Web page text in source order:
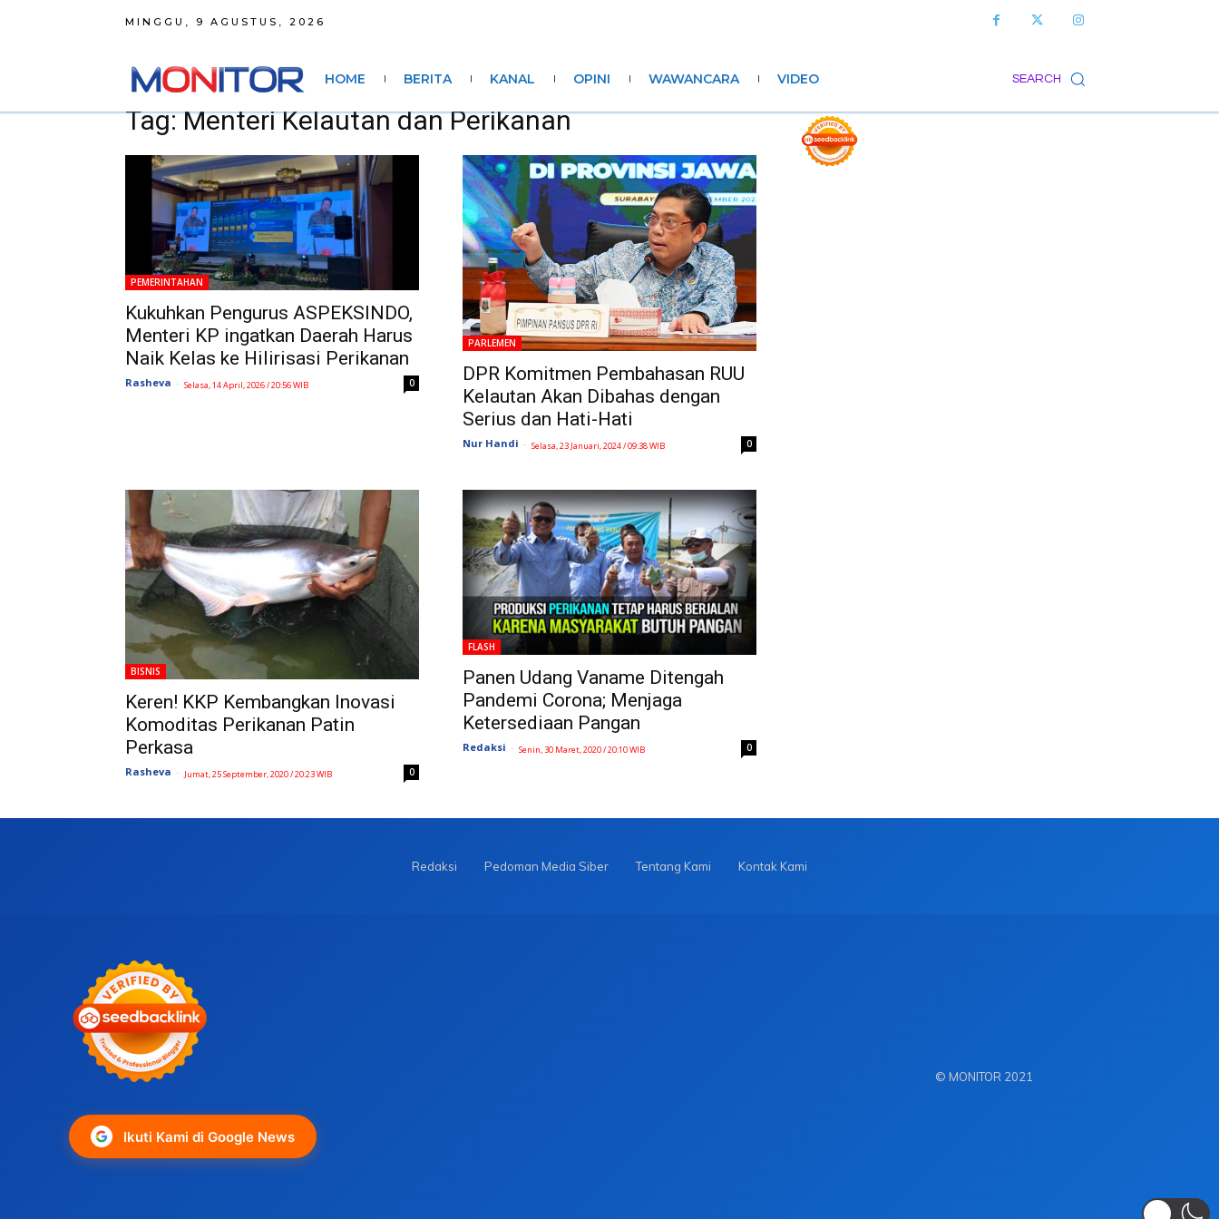
MINGGU, 9 AGUSTUS, 2026
SEARCH
HOME BERITA KANAL OPINI WAWANCARA VIDEO
Tag: Menteri Kelautan dan Perikanan
PEMERINTAHAN
Kukuhkan Pengurus ASPEKSINDO,
Menteri KP ingatkan Daerah Harus
Naik Kelas ke Hilirisasi Perikanan
Rasheva - Selasa, 14 April, 2026 / 20:56 WIB 0
PARLEMEN
DPR Komitmen Pembahasan RUU
Kelautan Akan Dibahas dengan
Serius dan Hati-Hati
Nur Handi - Selasa, 23 Januari, 2024 / 09:38 WIB 0
BISNIS
Keren! KKP Kembangkan Inovasi
Komoditas Perikanan Patin
Perkasa
Rasheva - Jumat, 25 September, 2020 / 20:23 WIB 0
FLASH
Panen Udang Vaname Ditengah
Pandemi Corona; Menjaga
Ketersediaan Pangan
Redaksi - Senin, 30 Maret, 2020 / 20:10 WIB 0
Redaksi Pedoman Media Siber Tentang Kami Kontak Kami
Ikuti Kami di Google News
© MONITOR 2021